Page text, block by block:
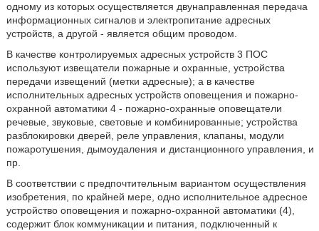
одному из которых осуществляется двунаправленная передача
информационных сигналов и электропитание адресных
устройств, а другой - является общим проводом.
В качестве контролируемых адресных устройств 3 ПОС
используют извещатели пожарные и охранные, устройства
передачи извещений (метки адресные); а в качестве
исполнительных адресных устройств оповещения и пожарно-
охранной автоматики 4 - пожарно-охранные оповещатели
речевые, звуковые, световые и комбинированные; устройства
разблокировки дверей, реле управления, клапаны, модули
пожаротушения, дымоудаления и дистанционного управления, и
пр.
В соответствии с предпочтительным вариантом осуществления
изобретения, по крайней мере, одно исполнительное адресное
устройство оповещения и пожарно-охранной автоматики (4),
содержит блок коммуникации и питания, подключенный к